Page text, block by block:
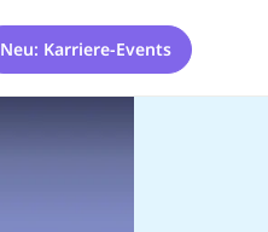
Neu: Karriere-Events